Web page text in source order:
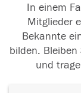
In einem
Mitglieder
Bekannte
bilden.
und